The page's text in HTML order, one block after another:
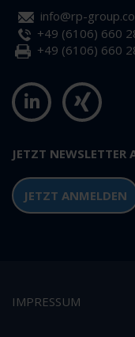
info@rp-
+49 (6106) 660
+49 (6106) 660
JETZT NEWSLETTER
JETZT ANMELDEN
IMPRESSUM